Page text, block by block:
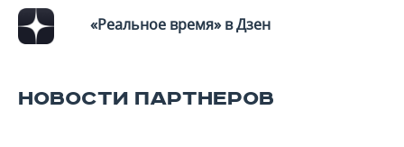
«Реальное время» в Дзен
НОВОСТИ ПАРТНЕРОВ